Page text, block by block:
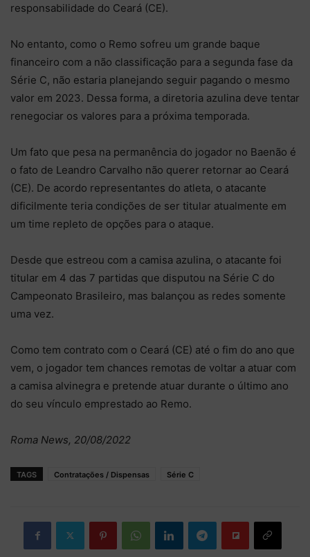
responsabilidade do Ceará (CE).
No entanto, como o Remo sofreu um grande baque
financeiro com a não classificação para a segunda fase da
Série C, não estaria planejando seguir pagando o mesmo
valor em 2023. Dessa forma, a diretoria azulina deve tentar
renegociar os valores para a próxima temporada.
Um fato que pesa na permanência do jogador no Baenão é
o fato de Leandro Carvalho não querer retornar ao Ceará
(CE). De acordo representantes do atleta, o atacante
dificilmente teria condições de ser titular atualmente em
um time repleto de opções para o ataque.
Desde que estreou com a camisa azulina, o atacante foi
titular em 4 das 7 partidas que disputou na Série C do
Campeonato Brasileiro, mas balançou as redes somente
uma vez.
Como tem contrato com o Ceará (CE) até o fim do ano que
vem, o jogador tem chances remotas de voltar a atuar com
a camisa alvinegra e pretende atuar durante o último ano
do seu vínculo emprestado ao Remo.
Roma News, 20/08/2022
TAGS Contratações / Dispensas Série C